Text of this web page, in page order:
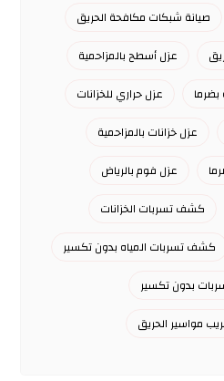
صيانة شبكات مكافحة الحريق
عزل أسطح بالمزاحمية
عزل حراري للخزانات
عزل خزانات بالمزاحمية
عزل فوم بالرياض
كشف تسربات الخزانات
كشف تسربات المياه بدون تكسير
بدون تكسير
مواسير الحريق